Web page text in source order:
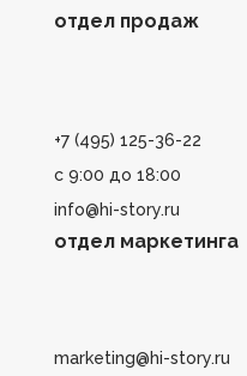
отдел продаж
+7 (495) 125-36-22
с 9:00 до 18:00
info@hi-story.ru
отдел маркетинга
marketing@hi-story.ru